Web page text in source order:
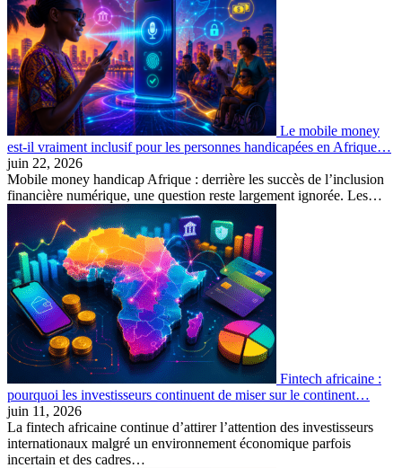
Le mobile money
est-il vraiment inclusif pour les personnes handicapées en Afrique…
juin 22, 2026
Mobile money handicap Afrique : derrière les succès de l’inclusion
financière numérique, une question reste largement ignorée. Les…
Fintech africaine :
pourquoi les investisseurs continuent de miser sur le continent…
juin 11, 2026
La fintech africaine continue d’attirer l’attention des investisseurs
internationaux malgré un environnement économique parfois
incertain et des cadres…